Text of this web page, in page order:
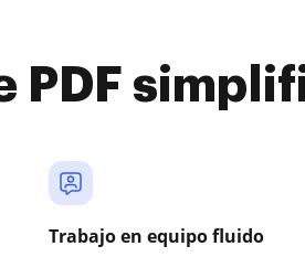
PDF
Trabajo en equipo fluido